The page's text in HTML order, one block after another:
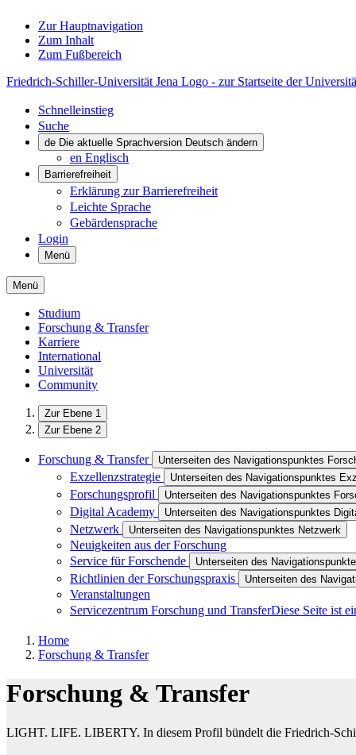
Zur Hauptnavigation
Zum Inhalt
Zum Fußbereich
Friedrich-Schiller-Universität Jena Logo - zur Startseite der
Schnelleinstieg
Suche
de Die aktuelle Sprachversion Deutsch ändern
en Englisch
Barrierefreiheit
Erklärung zur Barrierefreiheit
Leichte Sprache
Gebärdensprache
Login
Menü
Menü
Studium
Forschung & Transfer
Karriere
International
Universität
Community
Zur Ebene 1
Zur Ebene 2
Forschung & Transfer Unterseiten des Navigationspunktes
Exzellenzstrategie Unterseiten des Navigationspunktes
Forschungsprofil Unterseiten des Navigationspunktes
Digital Academy Unterseiten des Navigationspunktes
Netzwerk Unterseiten des Navigationspunktes Netzwerk
Neuigkeiten aus der Forschung
Service für Forschende
Unterseiten des
Richtlinien der Forschungspraxis Unterseiten des
Veranstaltungen
Servicezentrum Forschung und TransferDiese Seite ist
Home
Forschung & Transfer
Forschung & Transfer
LIGHT. LIFE. LIBERTY. In diesem Profil bündelt die Friedrich-